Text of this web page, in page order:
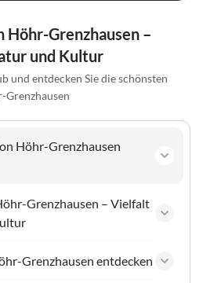
Höhr-Grenzhausen –
und Kultur
und entdecken Sie die schönsten
Grenzhausen
Höhr-Grenzhausen
Grenzhausen – Vielfalt
Grenzhausen entdecken